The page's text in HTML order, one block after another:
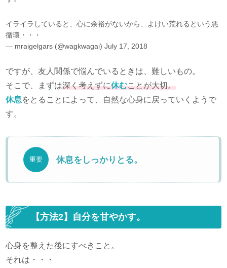
イライラしていると、心に余裕がないから、よけい荒れるという悪
循環・・・
— mraigelgars (@wagkwagai) July 17, 2018
ですが、友人関係で悩んでいるときは、難しいもの。
そこで、まずは深く考えずに休むことが大切。
休息をとることによって、自然な心身に戻っていくようで
す。
重要 休息をしっかりとる。
【方法2】自分を甘やかす。
心身を整えた後にすべきこと。
それは・・・